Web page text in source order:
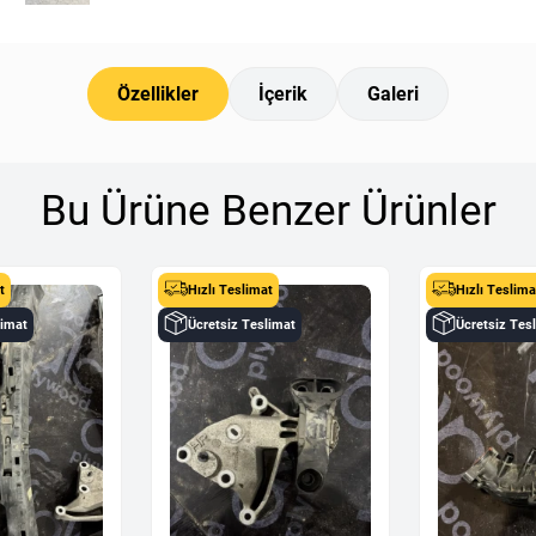
Özellikler İçerik Galeri
Bu Ürüne Benzer Ürünler
Hızlı Teslimat
Ücretsiz Teslimat
Hızlı
Ücretsiz